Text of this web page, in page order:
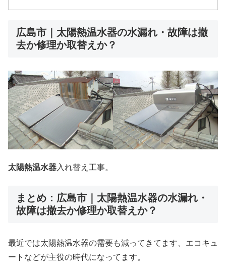
広島市｜太陽熱温水器の水漏れ・故障は撤
去か修理か取替えか？
太陽熱温水器入れ替え工事。
まとめ：広島市｜太陽熱温水器の水漏れ・
故障は撤去か修理か取替えか？
最近では太陽熱温水器の需要も減ってきてます、エコキュ
ートなどが主役の時代になってます。